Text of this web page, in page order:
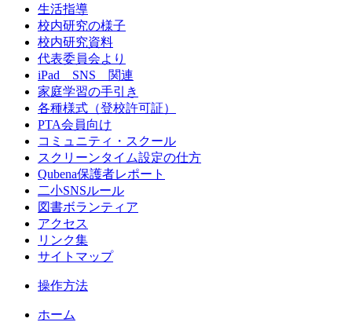
生活指導
校内研究の様子
校内研究資料
代表委員会より
iPad SNS 関連
家庭学習の手引き
各種様式（登校許可証）
PTA会員向け
コミュニティ・スクール
スクリーンタイム設定の仕方
Qubena保護者レポート
二小SNSルール
図書ボランティア
アクセス
リンク集
サイトマップ
操作方法
ホーム